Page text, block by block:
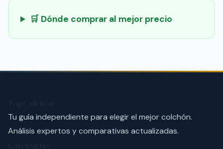
🛒 Dónde comprar al mejor precio
Tu guía independiente para elegir el mejor colchón.
Análisis expertos y comparativas actualizadas.